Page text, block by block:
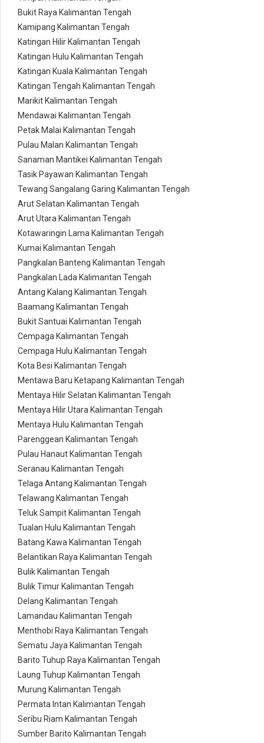
Bukit Raya Kalimantan Tengah
Kamipang Kalimantan Tengah
Katingan Hilir Kalimantan Tengah
Katingan Hulu Kalimantan Tengah
Katingan Kuala Kalimantan Tengah
Katingan Tengah Kalimantan Tengah
Marikit Kalimantan Tengah
Mendawai Kalimantan Tengah
Petak Malai Kalimantan Tengah
Pulau Malan Kalimantan Tengah
Sanaman Mantikei Kalimantan Tengah
Tasik Payawan Kalimantan Tengah
Tewang Sangalang Garing Kalimantan Tengah
Arut Selatan Kalimantan Tengah
Arut Utara Kalimantan Tengah
Kotawaringin Lama Kalimantan Tengah
Kumai Kalimantan Tengah
Pangkalan Banteng Kalimantan Tengah
Pangkalan Lada Kalimantan Tengah
Antang Kalang Kalimantan Tengah
Baamang Kalimantan Tengah
Bukit Santuai Kalimantan Tengah
Cempaga Kalimantan Tengah
Cempaga Hulu Kalimantan Tengah
Kota Besi Kalimantan Tengah
Mentawa Baru Ketapang Kalimantan Tengah
Mentaya Hilir Selatan Kalimantan Tengah
Mentaya Hilir Utara Kalimantan Tengah
Mentaya Hulu Kalimantan Tengah
Parenggean Kalimantan Tengah
Pulau Hanaut Kalimantan Tengah
Seranau Kalimantan Tengah
Telaga Antang Kalimantan Tengah
Telawang Kalimantan Tengah
Teluk Sampit Kalimantan Tengah
Tualan Hulu Kalimantan Tengah
Batang Kawa Kalimantan Tengah
Belantikan Raya Kalimantan Tengah
Bulik Kalimantan Tengah
Bulik Timur Kalimantan Tengah
Delang Kalimantan Tengah
Lamandau Kalimantan Tengah
Menthobi Raya Kalimantan Tengah
Sematu Jaya Kalimantan Tengah
Barito Tuhup Raya Kalimantan Tengah
Laung Tuhup Kalimantan Tengah
Murung Kalimantan Tengah
Permata Intan Kalimantan Tengah
Seribu Riam Kalimantan Tengah
Sumber Barito Kalimantan Tengah